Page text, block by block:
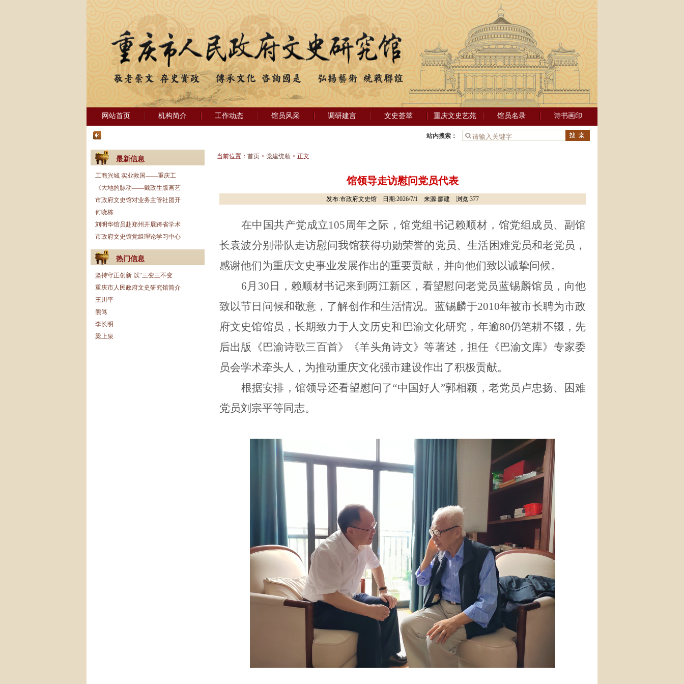
网站首页 机构简介 工作动态 馆员风采 调研建言 文史荟萃 重庆文史艺苑 馆员名录 诗书画印
站内搜索：
最新信息
工商兴城 实业救国——重庆工
《大地的脉动——戴政生版画艺
市政府文史馆对业务主管社团开
何晓栋
刘明华馆员赴郑州开展跨省学术
市政府文史馆党组理论学习中心
热门信息
坚持守正创新 以“三变三不变
重庆市人民政府文史研究馆简介
王川平
熊笃
李长明
梁上泉
当前位置： 首页 > 党建统领 > 正文
馆领导走访慰问党员代表
发布:市政府文史馆 日期:2026/7/1 来源:廖建 浏览:377
在中国共产党成立105周年之际，馆党组书记赖顺材，馆党组成员、副馆
长袁波分别带队走访慰问我馆获得功勋荣誉的党员、生活困难党员和老党员，
感谢他们为重庆文史事业发展作出的重要贡献，并向他们致以诚挚问候。
6月 30 日，赖顺材书记来到两江新区，看望慰问老党员蓝锡麟馆员，向他
致以节日问候和敬意，了解创作和生活情况。蓝锡麟于2010年被市长聘为市政
府文史馆馆员，长期致力于人文历史和巴渝文化研究，年逾80仍笔耕不辍，先
后出版
《巴渝诗歌三百首》《羊头角诗文》等著述，担任《巴渝文库》专家委
员会学术牵头人，为推动重庆文化强市建设作出了积极贡献。
根据安排，馆领导还看望慰问了“中国好人”郭相颖，老党员卢忠扬、困难
党员刘宗平等同志。